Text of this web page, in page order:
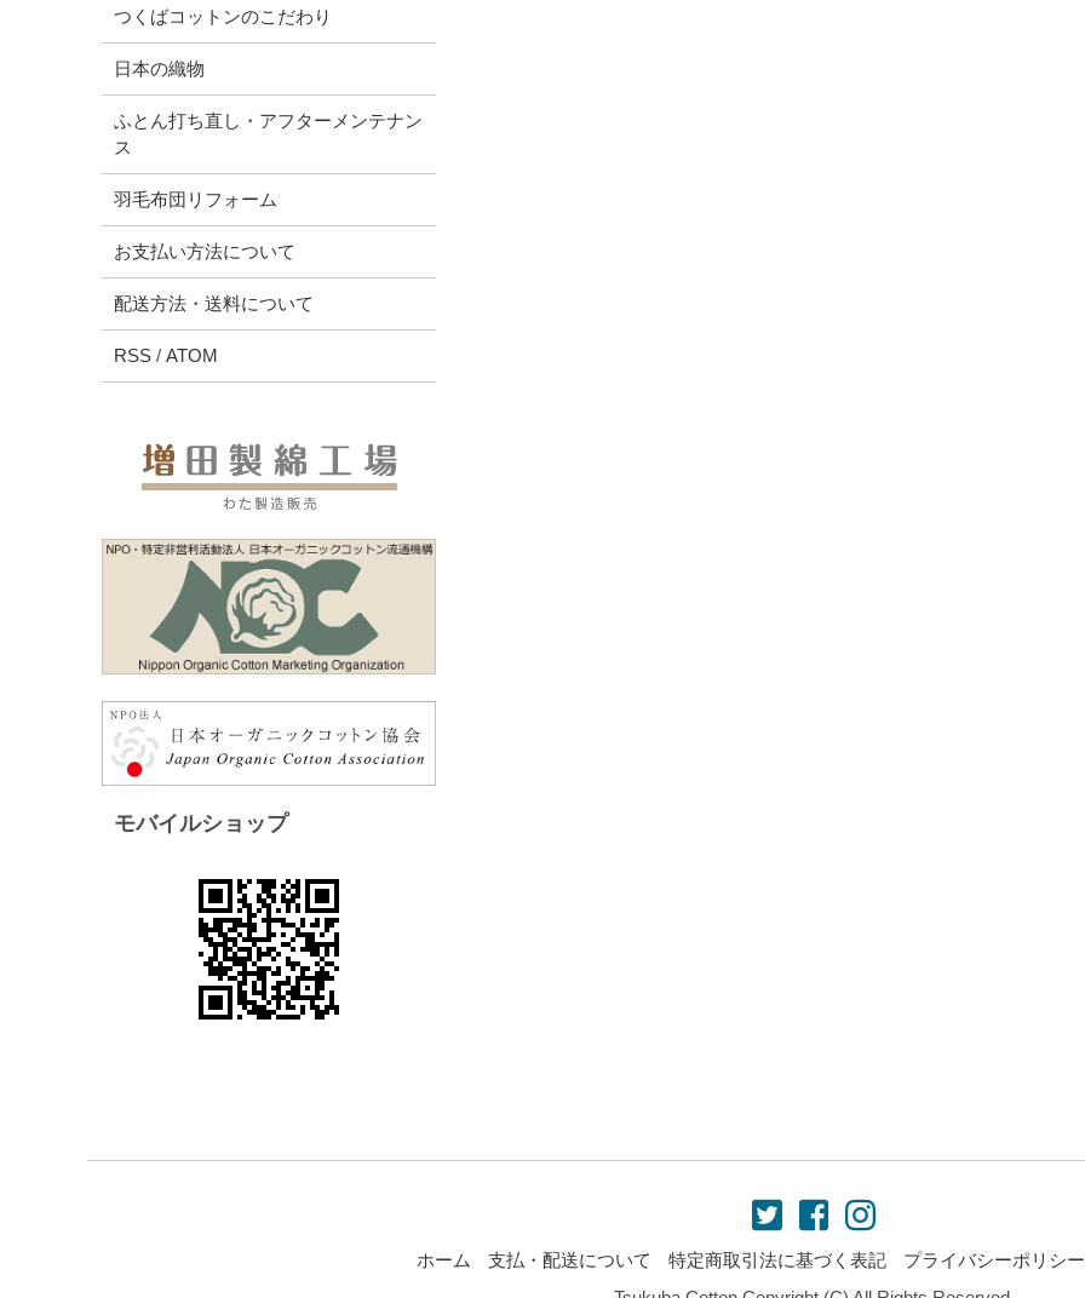
つくばコットンのこだわり
日本の織物
ふとん打ち直し・アフターメンテナン
ス
羽毛布団リフォーム
お支払い方法について
配送方法・送料について
RSS / ATOM
モバイルショップ
ホーム 支払・配送について 特定商取引法に基づく表記
プライバシーポリシー